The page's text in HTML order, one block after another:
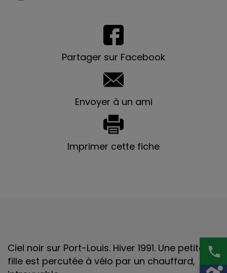
Partager sur Facebook
Envoyer à un ami
Imprimer cette fiche
Ciel noir sur Port-Louis. Hiver 1991. Une petite
fille est percutée à vélo par un chauffard,
phone